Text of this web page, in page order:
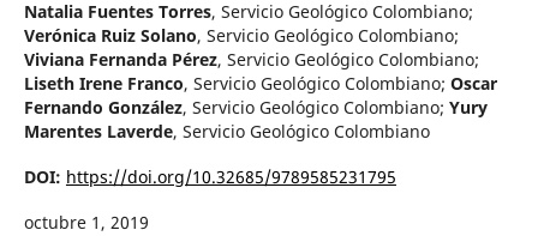
Natalia Fuentes Torres, Servicio Geológico Colombiano;
Verónica Ruiz Solano, Servicio Geológico Colombiano;
Viviana Fernanda Pérez, Servicio Geológico Colombiano;
Liseth Irene Franco, Servicio Geológico Colombiano; Oscar
Fernando González, Servicio Geológico Colombiano; Yury
Marentes Laverde, Servicio Geológico Colombiano
DOI: https://doi.org/10.32685/9789585231795
octubre 1, 2019